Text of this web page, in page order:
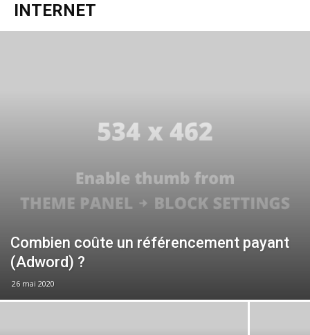
INTERNET
Combien coûte un référencement payant
(Adword) ?
26 mai 2020